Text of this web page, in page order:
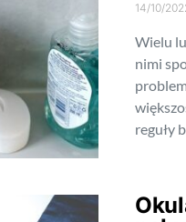
14/10/
Wielu
nimi
reguły